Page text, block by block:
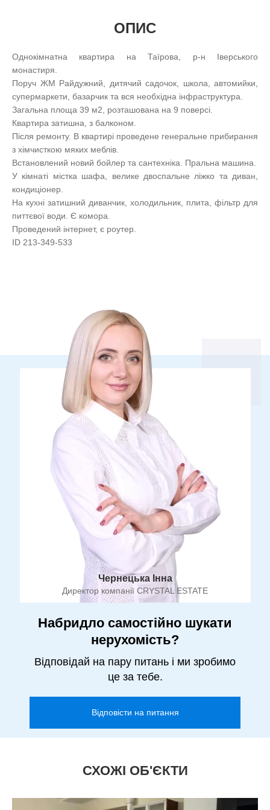
ОПИС
Однокімнатна квартира на Таїрова, р-н Іверського
монастиря.
Поруч ЖМ Райдужний, дитячий садочок, школа, автомийки,
супермаркети, базарчик та вся необхідна інфраструктура.
Загальна площа 39 м2, розташована на 9 поверсі.
Квартира затишна, з балконом.
Після ремонту. В квартирі проведене генеральне прибирання
з хімчисткою мяких меблів.
Встановлений новий бойлер та сантехніка. Пральна машина.
У кімнаті містка шафа, велике двоспальне ліжко та диван,
кондиціонер.
На кухні затишний диванчик, холодильник, плита, фільтр для
питтєвої води. Є комора.
Проведений інтернет, є роутер.
ID 213-349-533
Чернецька Інна
Директор компанії CRYSTAL ESTATE
Набридло самостійно шукати
нерухомість?
Відповідай на пару питань і ми зробимо
це за тебе.
Відповісти на питання
СХОЖІ ОБ'ЄКТИ